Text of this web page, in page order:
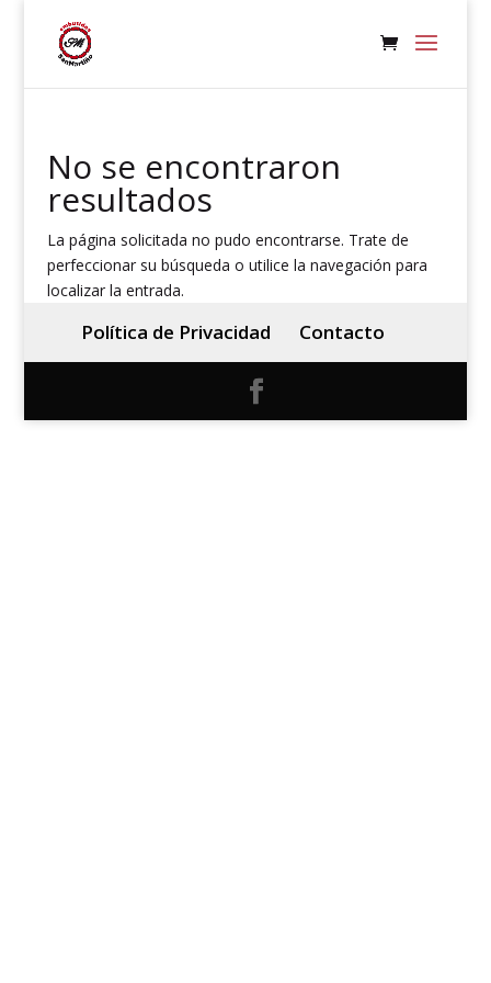
No se encontraron
resultados
La página solicitada no pudo encontrarse. Trate de
perfeccionar su búsqueda o utilice la navegación para
localizar la entrada.
Política de Privacidad Contacto